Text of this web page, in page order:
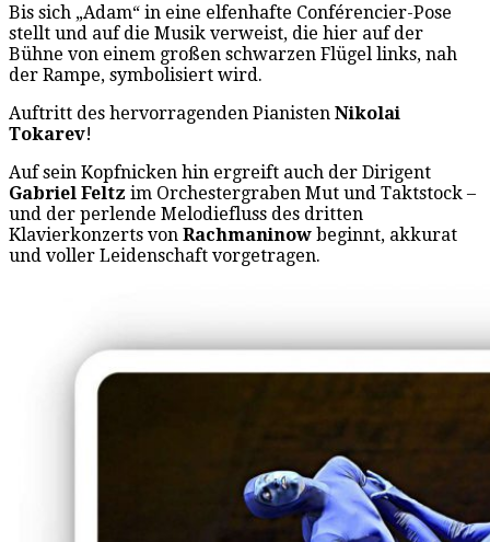
Bis sich „Adam“ in eine elfenhafte Conférencier-Pose
stellt und auf die Musik verweist, die hier auf der
Bühne von einem großen schwarzen Flügel links, nah
der Rampe, symbolisiert wird.
Auftritt des hervorragenden Pianisten Nikolai
Tokarev!
Auf sein Kopfnicken hin ergreift auch der Dirigent
Gabriel Feltz im Orchestergraben Mut und Taktstock –
und der perlende Melodiefluss des dritten
Klavierkonzerts von Rachmaninow beginnt, akkurat
und voller Leidenschaft vorgetragen.